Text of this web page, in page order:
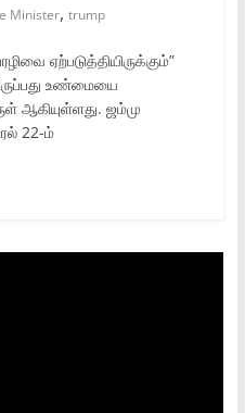
Minister, trump
ஏற்படுத்தியிருக்கும்”
உண்மையை
ஆகியுள்ளது. ஜம்மு
22-ம்